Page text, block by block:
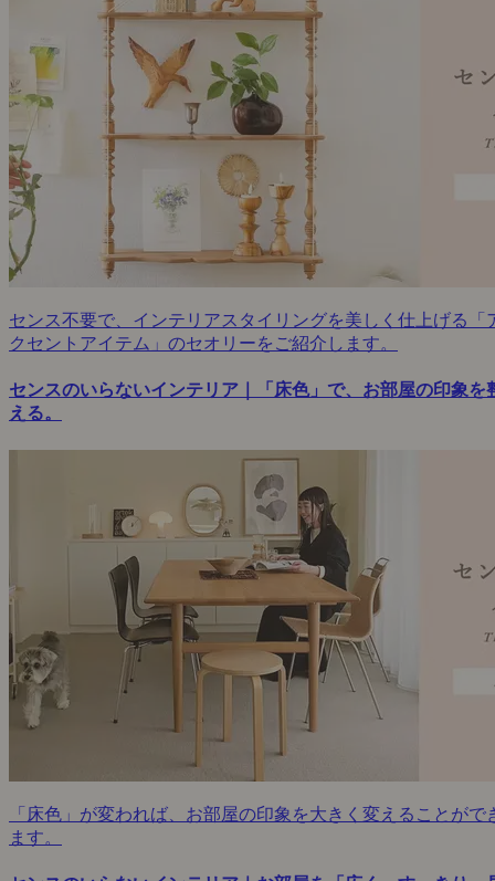
センス不要で、インテリアスタイリングを美しく仕上げる「
クセントアイテム」のセオリーをご紹介します。
センスのいらないインテリア｜「床色」で、お部屋の印象を
える。
「床色」が変われば、お部屋の印象を大きく変えることがで
ます。